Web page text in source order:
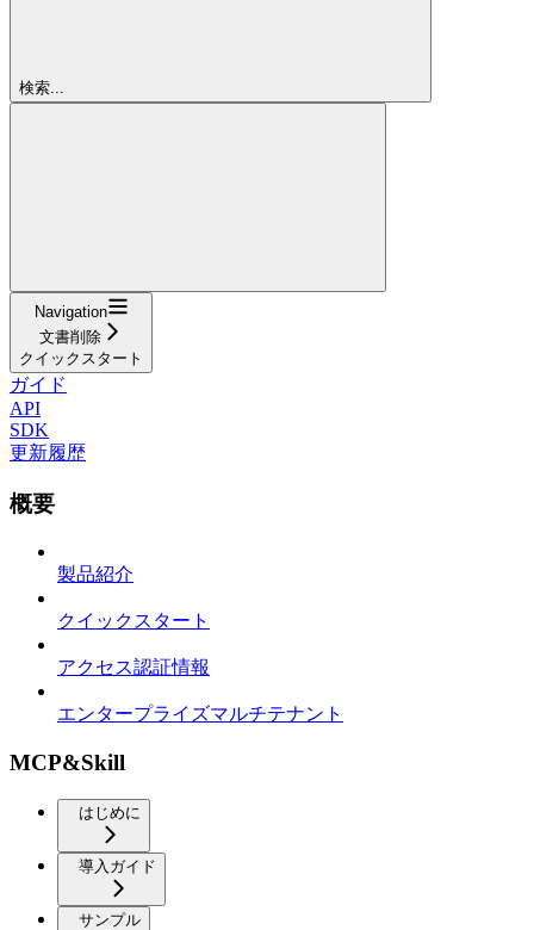
検索...
Navigation
文書削除
クイックスタート
ガイド
API
SDK
更新履歴
概要
製品紹介
クイックスタート
アクセス認証情報
エンタープライズマルチテナント
MCP&Skill
はじめに
導入ガイド
サンプル